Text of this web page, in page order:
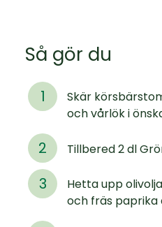
Så gör du
Skär
och vårlök i
Tillbered 2 dl
Hetta upp
och fräs paprika